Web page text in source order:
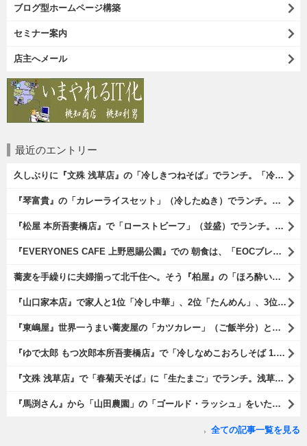
ブログ型ホームページ構築
セミナー案内
店主へメール
最近のエントリー
久しぶりに『文殊 浅草店』の「冷しきつねそば」でランチ。「冷しきつめそば」のうまさは甘さである。 あたしは思い出していたのだ。この甘さのせいで「きつねそば」を敬遠していたのか、と。 でも、うまかったのだよ（笑）。（文殊 浅草店：浅草一丁目：浅草地下街）
『琴富貴』の「カレーライスセット」（冷したぬき）でランチ。所謂「蕎麦屋のカレー」と『琴富貴』の夏の定番「冷したぬき」である。勿論、これはダブルでうまいのだよ（笑）。（琴富貴：墨田区吾妻橋1）
『松屋 本所吾妻橋店』で「ローストビーフ」（並盛）でランチ。「ローストビーフ」は2つのソースが掛かっている。オリジナルソースとレフォールソースだ。 はたしていかなるものなのかと期待しながら待てば、それは確りとうまかったのだよ（笑）。（松屋 本所吾妻橋店：墨田区吾妻橋三）
『EVERYONES CAFE 上野恩賜公園』での 朝食は、「EOCブレックファーストプレート」とセットで「アイスカフェラテ」をもらい、それから家人が「東京たまごを使ったパンケーキ キャラメルナッツ（2枚）」を頼んでみた。どれもがハイカラにうまいのだよ（笑）。（EVERYONES CAFE 上野恩賜公園：上野公園）
蕎麦を手繰りに夫婦揃って北千住へ。そう『柏屋』の「ほろ酔いセット」で一杯やったのだよ。ここは二駅離れた場所だけど、あたしの『街的』のようにくつろげる処だ。勿論、うまかったのだよ（笑）。（きそば 柏屋：足立区千住）
『山口家本店』で家人と1位「冷し中華」、2位「たんめん」、3位「かき氷」の順番通りのオーダーでランチ。なんの変哲もないものがうまいのは、当たり前だのクラッカーなのだと云爾（笑）。（山口家本店：千束通り商店街：浅草五丁目）
『東嶋屋』世界一うまい蕎麦屋の「カツカレー」（ご飯半分）と「おしんこ盛り合わせ」と「ビ―ル」でランチ。もう、ほんとうまいのだから、みんな食べてみてね、と云爾（笑）。（東嶋屋：竜泉一丁目）
『ゆで太郎 もつ次郎本所吾妻橋店』で「冷しなめこおろしそば 1.5倍盛」を手繰れば、それは「なめこ」の粘りが強烈な調味料となって、既に、ただの蕎麦では無くなっている。 ヌルヌルの蕎麦はめちゃくちゃにうまいのである（笑）。（ゆで太郎 もつ次郎本所吾妻橋店：墨田区吾妻橋3丁目）
『文殊 浅草店』で「春菊天そば」に「生たまご」でランチ。浅草地下街における至高のランチだ。今日も、実にうまかったのだよ（笑）。（文殊 浅草店：浅草一丁目：浅草地下街）
『馬渕さん』から「山田農園」の「ゴールド・ラッシュ」をいただいたのだ。甘いはうまい、うまいは身体には悪い、というのはいつものお約束（笑）。 でもね、その当然を百も承知で分かっていながらも食べてしまうのは、これが最高な「北の大地の贈り物」だからなのだよ（笑）。（馬渕さんからの贈与：山田農園：北海道夕張郡長沼町）
全ての記事一覧を見る